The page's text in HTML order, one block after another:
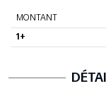
MONTANT
1+